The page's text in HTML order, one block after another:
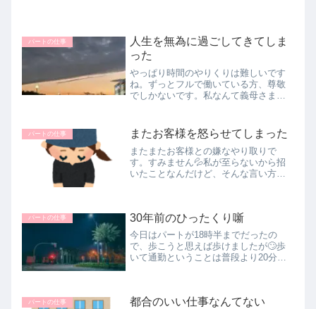
パートの仕事
人生を無為に過ごしてきてしま
った
やっぱり時間のやりくりは難しいです
ね。ずっとフルで働いている方、尊敬
でしかないです。私なんて義母さまと
ラダラと20年も無為に過ごしてしまっ
た。これを取り返すべく時間を有効に...
パートの仕事 またお客様を怒らせてしまった
またまたお客様との嫌なやり取りで
す。すみません💦私が至らないから招
いたことなんだけど、そんな言い方し
らないし、老眼で何書いてるのか見え...
パートの仕事 30年前のひったくり噺
今日はパートが18時半までだったの
で、歩こうと思えば歩けましたが🙄歩
いて通勤ということは普段より20分早
トイレ行ったり・・・結局いつもの時...
パートの仕事 都合のいい仕事なんてない